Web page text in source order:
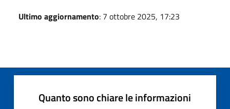
Ultimo aggiornamento: 7 ottobre 2025, 17:23
Quanto sono chiare le informazioni